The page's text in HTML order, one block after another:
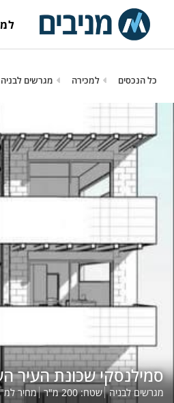
כל הנכסים למכירה מגרשים לבניה
סמילנסקי שכונת העיר
מגרשים לבניה שטח:200מ"ר מחיר